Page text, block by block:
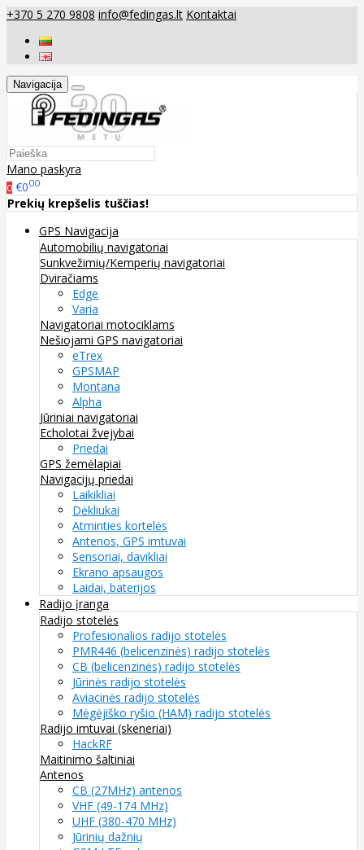
+370 5 270 9808 info@fedingas.lt Kontaktai
Navigacija
Mano paskyra
0 €000
Prekių krepšelis tuščias!
GPS Navigacija
Automobilių navigatoriai
Sunkvežimių/Kemperių navigatoriai
Dviračiams
Edge
Varia
Navigatoriai motociklams
Nešiojami GPS navigatoriai
eTrex
GPSMAP
Montana
Alpha
Jūriniai navigatoriai
Echolotai žvejybai
Priedai
GPS žemėlapiai
Navigacijų priedai
Laikikliai
Dėkliukai
Atminties kortelės
Antenos, GPS imtuvai
Sensoriai, davikliai
Ekrano apsaugos
Laidai, baterijos
Radijo įranga
Radijo stotelės
Profesionalios radijo stotelės
PMR446 (belicenzinės) radijo stotelės
CB (belicenzinės) radijo stotelės
Jūrinės radijo stotelės
Aviacinės radijo stotelės
Mėgėjiško ryšio (HAM) radijo stotelės
Radijo imtuvai (skeneriai)
HackRF
Maitinimo šaltiniai
Antenos
CB (27MHz) antenos
VHF (49-174 MHz)
UHF (380-470 MHz)
Jūrinių dažnių